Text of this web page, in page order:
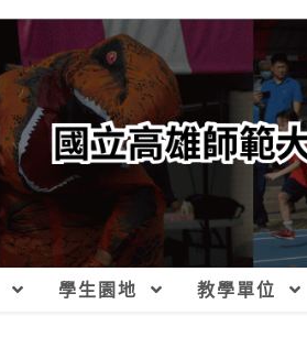
學生園地 教學單位